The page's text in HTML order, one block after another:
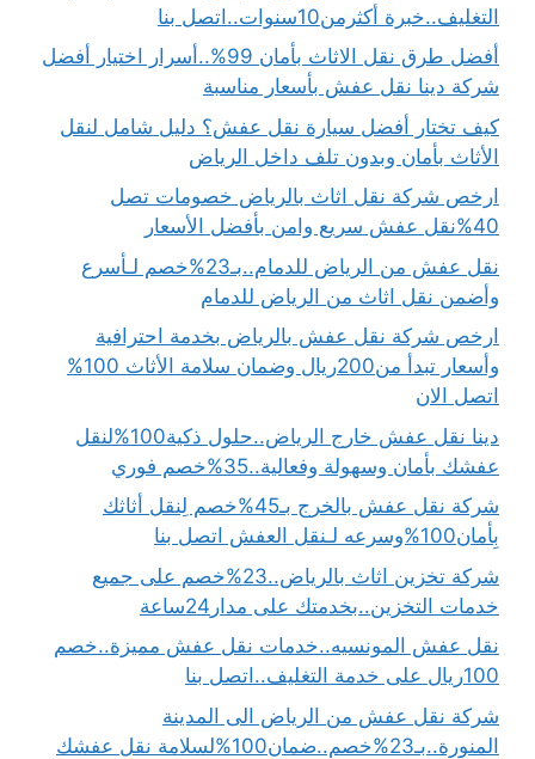
التغليف..خبرة أكثرمن10سنوات..اتصل بنا
أفضل طرق نقل الاثاث بأمان 99%..أسرار اختيار أفضل
شركة دينا نقل عفش بأسعار مناسبة
كيف تختار أفضل سيارة نقل عفش؟ دليل شامل لنقل
الأثاث بأمان وبدون تلف داخل الرياض
ارخص شركة نقل اثاث بالرياض خصومات تصل
40%نقل عفش سريع وامن بأفضل الأسعار
نقل عفش من الرياض للدمام..بـ23%خصم لـأسرع
وأضمن نقل اثاث من الرياض للدمام
ارخص شركة نقل عفش بالرياض بخدمة احترافية
وأسعار تبدأ من200ريال وضمان سلامة الأثاث 100%
اتصل الان
دينا نقل عفش خارج الرياض..حلول ذكية100%لنقل
عفشك بأمان وسهولة وفعالية..35%خصم فوري
شركة نقل عفش بالخرج بـ45%خصم لِنقل أثاثك
بِأمان100%وسرعه لـنقل العفش اتصل بنا
شركة تخزين اثاث بالرياض..23%خصم على جميع
خدمات التخزين..بخدمتك على مدار24ساعة
نقل عفش المونسيه..خدمات نقل عفش مميزة..خصم
100ريال على خدمة التغليف..اتصل بنا
شركة نقل عفش من الرياض الى المدينة
المنورة..بـ23%خصم..ضمان100%لسلامة نقل عفشك